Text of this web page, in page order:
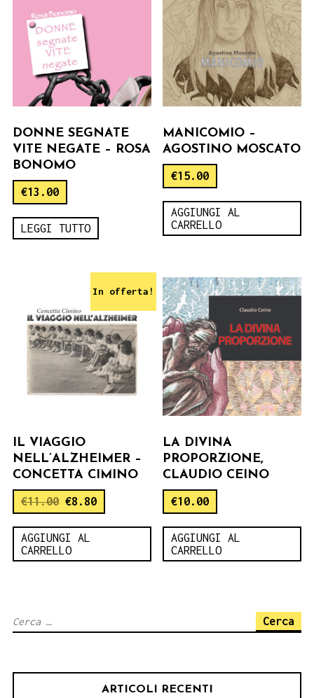
DONNE SEGNATE
VITE NEGATE – ROSA
BONOMO
€13.00
LEGGI TUTTO
MANICOMIO –
AGOSTINO MOSCATO
€15.00
AGGIUNGI AL
CARRELLO
In offerta!
IL VIAGGIO
NELL’ALZHEIMER –
CONCETTA CIMINO
€11.00 €8.80
AGGIUNGI AL
CARRELLO
LA DIVINA
PROPORZIONE,
CLAUDIO CEINO
€10.00
AGGIUNGI AL
CARRELLO
Ricerca
ARTICOLI RECENTI